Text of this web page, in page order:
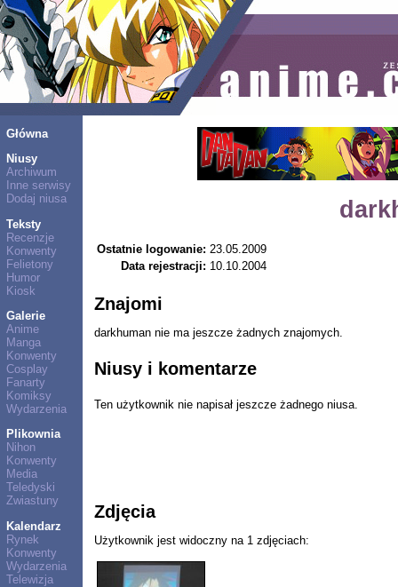
Główna
Niusy
Archiwum
Inne serwisy
Dodaj niusa
Teksty
Recenzje
Konwenty
Felietony
Humor
Kiosk
Galerie
Anime
Manga
Konwenty
Cosplay
Fanarty
Komiksy
Wydarzenia
Plikownia
Nihon
Konwenty
Media
Teledyski
Zwiastuny
Kalendarz
Rynek
Konwenty
Wydarzenia
Telewizja
Ostatnie logowanie: 23.05.2009
Data rejestracji: 10.10.2004
Znajomi
darkhuman nie ma jeszcze żadnych znajomych.
Niusy i komentarze
Ten użytkownik nie napisał jeszcze żadnego niusa.
Zdjęcia
Użytkownik jest widoczny na 1 zdjęciach: